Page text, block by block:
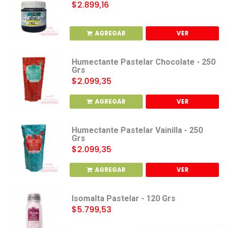
$2.899,16
AGREGAR VER
Humectante Pastelar Chocolate - 250
Grs
$2.099,35
AGREGAR VER
Humectante Pastelar Vainilla - 250
Grs
$2.099,35
AGREGAR VER
Isomalta Pastelar - 120 Grs
$5.799,53